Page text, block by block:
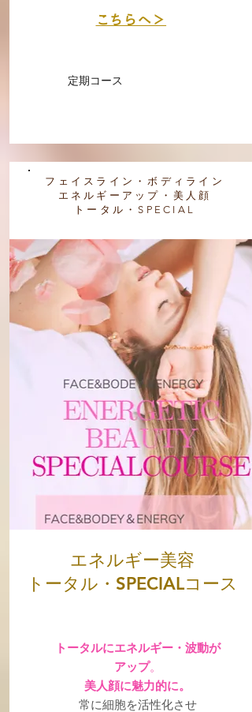
こちらへ＞
定期コース
フェイスライン・ボディライン
エネルギーアップ・美人顔
​トータル・SPECIAL
エネルギー美容
​トータル・SPECIALコース
トータルにエネルギー・波動が
アップ​。
美人顔に魅力的に。
常に細胞を活性化させ